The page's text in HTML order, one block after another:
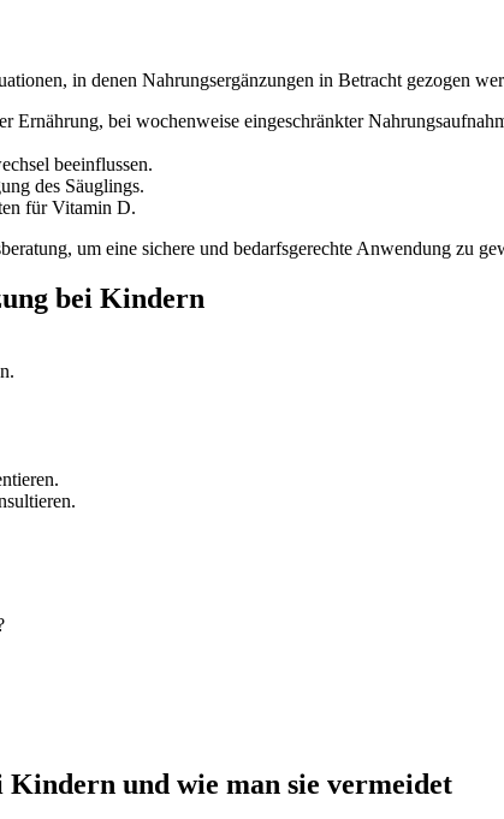
in denen Nahrungsergänzungen in Betracht gezogen
Ernährung, bei wochenweise eingeschränkter
beeinflussen.
des Säuglings.
für Vitamin D.
um eine sichere und bedarfsgerechte Anwendung zu
bei Kindern
und wie man sie vermeidet